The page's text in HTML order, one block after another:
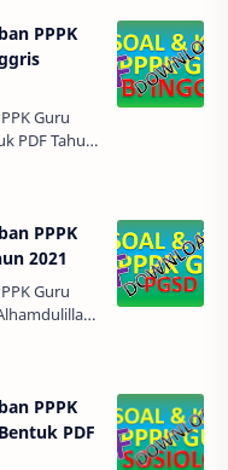
PPPK
Guru
PDF Tahun
sekarang
PPPK
2021
Guru
PPPK
PDF